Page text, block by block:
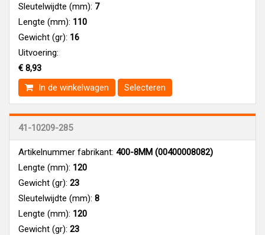
Sleutelwijdte (mm): 7
Lengte (mm): 110
Gewicht (gr): 16
Uitvoering:
€ 8,93
In de winkelwagen
Selecteren
41-10209-285
Artikelnummer fabrikant: 400-8MM (00400008082)
Lengte (mm): 120
Gewicht (gr): 23
Sleutelwijdte (mm): 8
Lengte (mm): 120
Gewicht (gr): 23